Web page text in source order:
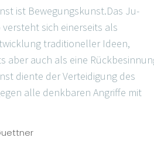
ist Bewegungskunst.Das Ju-
sich einerseits als
traditioneller Ideen,
aber auch als eine
diente der Verteidigung des
alle denkbaren Angriffe mit